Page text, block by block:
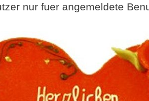
nur fuer angemeldete